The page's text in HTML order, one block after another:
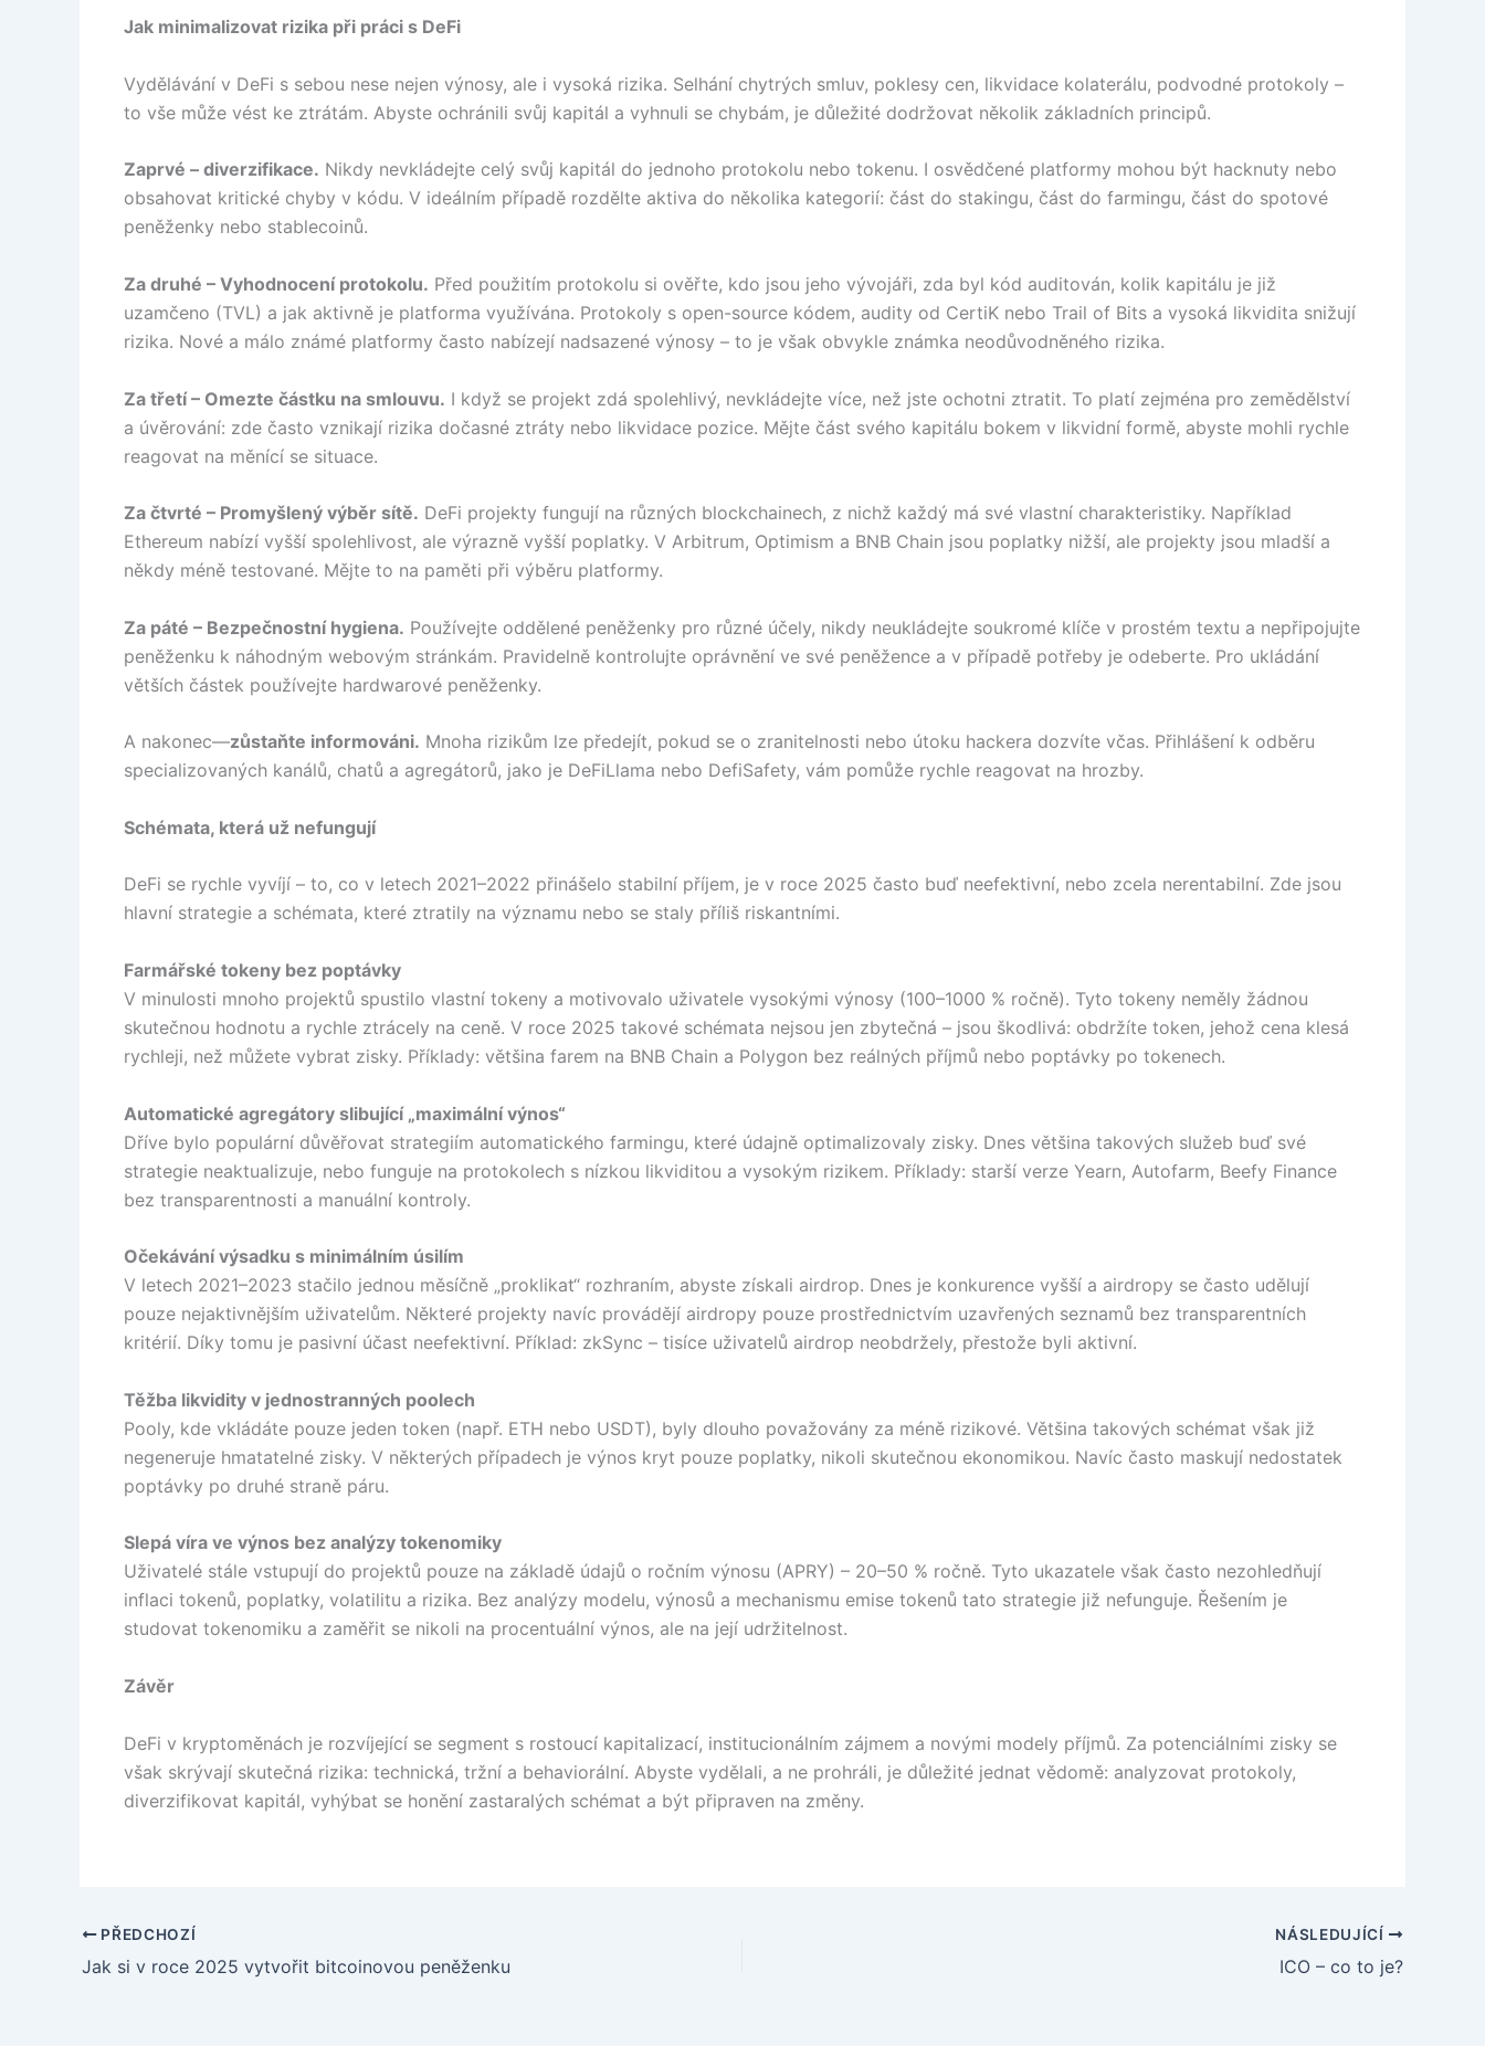
Jak minimalizovat rizika při práci s DeFi
Vydělávání v DeFi s sebou nese nejen výnosy, ale i vysoká rizika. Selhání chytrých smluv, poklesy cen, likvidace kolaterálu, podvodné protokoly –
to vše může vést ke ztrátám. Abyste ochránili svůj kapitál a vyhnuli se chybám, je důležité dodržovat několik základních principů.
Zaprvé – diverzifikace. Nikdy nevkládejte celý svůj kapitál do jednoho protokolu nebo tokenu. I osvědčené platformy mohou být hacknuty nebo
obsahovat kritické chyby v kódu. V ideálním případě rozdělte aktiva do několika kategorií: část do stakingu, část do farmingu, část do spotové
peněženky nebo stablecoinů.
Za druhé – Vyhodnocení protokolu. Před použitím protokolu si ověřte, kdo jsou jeho vývojáři, zda byl kód auditován, kolik kapitálu je již
uzamčeno (TVL) a jak aktivně je platforma využívána. Protokoly s open-source kódem, audity od CertiK nebo Trail of Bits a vysoká likvidita snižují
rizika. Nové a málo známé platformy často nabízejí nadsazené výnosy – to je však obvykle známka neodůvodněného rizika.
Za třetí – Omezte částku na smlouvu. I když se projekt zdá spolehlivý, nevkládejte více, než jste ochotni ztratit. To platí zejména pro zemědělství
a úvěrování: zde často vznikají rizika dočasné ztráty nebo likvidace pozice. Mějte část svého kapitálu bokem v likvidní formě, abyste mohli rychle
reagovat na měnící se situace.
Za čtvrté – Promyšlený výběr sítě. DeFi projekty fungují na různých blockchainech, z nichž každý má své vlastní charakteristiky. Například
Ethereum nabízí vyšší spolehlivost, ale výrazně vyšší poplatky. V Arbitrum, Optimism a BNB Chain jsou poplatky nižší, ale projekty jsou mladší a
někdy méně testované. Mějte to na paměti při výběru platformy.
Za páté – Bezpečnostní hygiena. Používejte oddělené peněženky pro různé účely, nikdy neukládejte soukromé klíče v prostém textu a nepřipojujte
peněženku k náhodným webovým stránkám. Pravidelně kontrolujte oprávnění ve své peněžence a v případě potřeby je odeberte. Pro ukládání
větších částek používejte hardwarové peněženky.
A nakonec—zůstaňte informováni. Mnoha rizikům lze předejít, pokud se o zranitelnosti nebo útoku hackera dozvíte včas. Přihlášení k odběru
specializovaných kanálů, chatů a agregátorů, jako je DeFiLlama nebo DefiSafety, vám pomůže rychle reagovat na hrozby.
Schémata, která už nefungují
DeFi se rychle vyvíjí – to, co v letech 2021–2022 přinášelo stabilní příjem, je v roce 2025 často buď neefektivní, nebo zcela nerentabilní. Zde jsou
hlavní strategie a schémata, které ztratily na významu nebo se staly příliš riskantními.
Farmářské tokeny bez poptávky
V minulosti mnoho projektů spustilo vlastní tokeny a motivovalo uživatele vysokými výnosy (100–1000 % ročně). Tyto tokeny neměly žádnou
skutečnou hodnotu a rychle ztrácely na ceně. V roce 2025 takové schémata nejsou jen zbytečná – jsou škodlivá: obdržíte token, jehož cena klesá
rychleji, než můžete vybrat zisky. Příklady: většina farem na BNB Chain a Polygon bez reálných příjmů nebo poptávky po tokenech.
Automatické agregátory slibující „maximální výnos“
Dříve bylo populární důvěřovat strategiím automatického farmingu, které údajně optimalizovaly zisky. Dnes většina takových služeb buď své
strategie neaktualizuje, nebo funguje na protokolech s nízkou likviditou a vysokým rizikem. Příklady: starší verze Yearn, Autofarm, Beefy Finance
bez transparentnosti a manuální kontroly.
Očekávání výsadku s minimálním úsilím
V letech 2021–2023 stačilo jednou měsíčně „proklikat“ rozhraním, abyste získali airdrop. Dnes je konkurence vyšší a airdropy se často udělují
pouze nejaktivnějším uživatelům. Některé projekty navíc provádějí airdropy pouze prostřednictvím uzavřených seznamů bez transparentních
kritérií. Díky tomu je pasivní účast neefektivní. Příklad: zkSync – tisíce uživatelů airdrop neobdržely, přestože byli aktivní.
Těžba likvidity v jednostranných poolech
Pooly, kde vkládáte pouze jeden token (např. ETH nebo USDT), byly dlouho považovány za méně rizikové. Většina takových schémat však již
negeneruje hmatatelné zisky. V některých případech je výnos kryt pouze poplatky, nikoli skutečnou ekonomikou. Navíc často maskují nedostatek
poptávky po druhé straně páru.
Slepá víra ve výnos bez analýzy tokenomiky
Uživatelé stále vstupují do projektů pouze na základě údajů o ročním výnosu (APRY) – 20–50 % ročně. Tyto ukazatele však často nezohledňují
inflaci tokenů, poplatky, volatilitu a rizika. Bez analýzy modelu, výnosů a mechanismu emise tokenů tato strategie již nefunguje. Řešením je
studovat tokenomiku a zaměřit se nikoli na procentuální výnos, ale na její udržitelnost.
Závěr
DeFi v kryptoměnách je rozvíjející se segment s rostoucí kapitalizací, institucionálním zájmem a novými modely příjmů. Za potenciálními zisky se
však skrývají skutečná rizika: technická, tržní a behaviorální. Abyste vydělali, a ne prohráli, je důležité jednat vědomě: analyzovat protokoly,
diverzifikovat kapitál, vyhýbat se honění zastaralých schémat a být připraven na změny.
PŘEDCHOZÍ
Jak si v roce 2025 vytvořit bitcoinovou peněženku
NÁSLEDUJÍCÍ
ICO – co to je?